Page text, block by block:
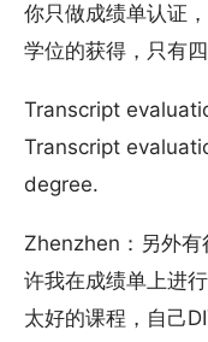
你只做成绩单认证
学位的获得，只有
Transcript
Transcript
degree.
Zhenzhen：另外有
许我在成绩单上进
太好的课程，自己